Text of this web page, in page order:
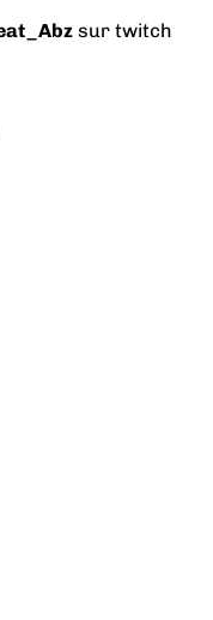
sur twitch